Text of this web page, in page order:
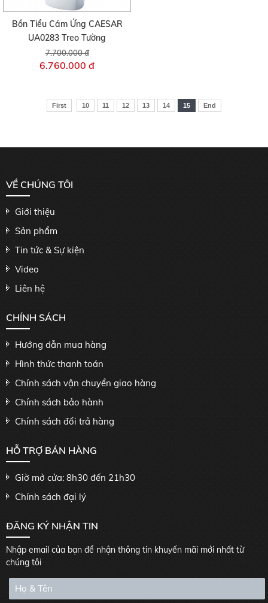
Bồn Tiểu Cảm Ứng CAESAR
UA0283 Treo Tường
7.700.000 đ
6.760.000 đ
First 10 11 12 13 14 15 End
VỀ CHÚNG TÔI
Giới thiệu
Sản phẩm
Tin tức & Sự kiện
Video
Liên hệ
CHÍNH SÁCH
Hướng dẫn mua hàng
Hình thức thanh toán
Chính sách vận chuyển giao hàng
Chính sách bảo hành
Chính sách đổi trả hàng
HỖ TRỢ BÁN HÀNG
Giờ mở cửa: 8h30 đến 21h30
Chính sách đại lý
ĐĂNG KÝ NHẬN TIN
Nhập email của bạn để nhận thông tin khuyến mãi mới nhất từ
chúng tôi